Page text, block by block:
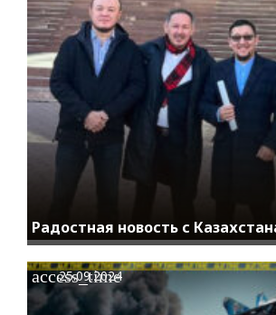
Радостная новость с
access_time
25.09.2024